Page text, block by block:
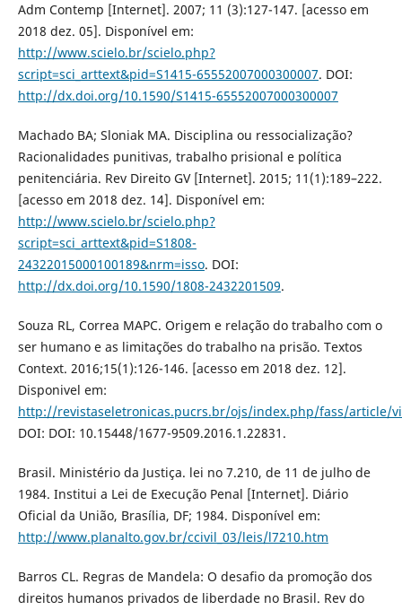
Adm Contemp [Internet]. 2007; 11 (3):127-147. [acesso em
2018 dez. 05]. Disponível em:
http://www.scielo.br/scielo.php?
script=sci_arttext&pid=S1415-65552007000300007. DOI:
http://dx.doi.org/10.1590/S1415-65552007000300007
Machado BA; Sloniak MA. Disciplina ou ressocialização?
Racionalidades punitivas, trabalho prisional e política
penitenciária. Rev Direito GV [Internet]. 2015; 11(1):189–222.
[acesso em 2018 dez. 14]. Disponível em:
http://www.scielo.br/scielo.php?
script=sci_arttext&pid=S1808-
24322015000100189&nrm=isso. DOI:
http://dx.doi.org/10.1590/1808-2432201509.
Souza RL, Correa MAPC. Origem e relação do trabalho com o
ser humano e as limitações do trabalho na prisão. Textos
Context. 2016;15(1):126-146. [acesso em 2018 dez. 12].
Disponivel em:
http://revistaseletronicas.pucrs.br/ojs/index.php/fass/article/
DOI: DOI: 10.15448/1677-9509.2016.1.22831.
Brasil. Ministério da Justiça. lei no 7.210, de 11 de julho de
1984. Institui a Lei de Execução Penal [Internet]. Diário
Oficial da União, Brasília, DF; 1984. Disponível em:
http://www.planalto.gov.br/ccivil_03/leis/l7210.htm
Barros CL. Regras de Mandela: O desafio da promoção dos
direitos humanos privados de liberdade no Brasil. Rev do